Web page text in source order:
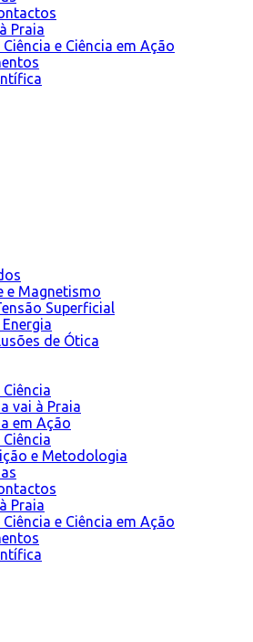
Praia
e Ciência em Ação
e Magnetismo
Superficial
de Ótica
vai à Praia
em Ação
e Metodologia
Praia
e Ciência em Ação